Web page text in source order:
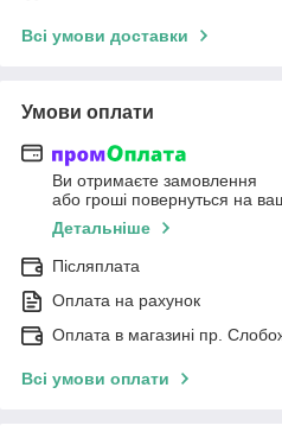
Всі умови доставки
Умови оплати
Ви отримаєте замовлення
або гроші повернуться на
Детальніше
Післяплата
Оплата на рахунок
Оплата в магазині пр.
Всі умови оплати